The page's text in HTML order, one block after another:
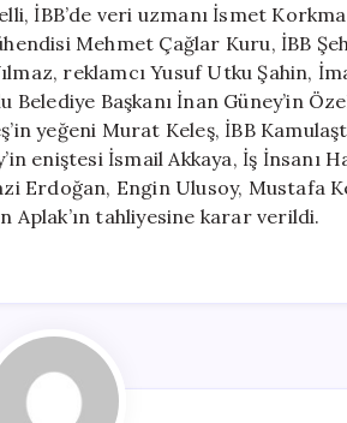
İBB’de veri uzmanı İsmet
Mehmet Çağlar Kuru, İBB
reklamcı Yusuf Utku Şahin,
Başkanı İnan Güney’in
yeğeni Murat Keleş, İBB
eniştesi İsmail Akkaya, İş İnsanı
Erdoğan, Engin Ulusoy, Mustafa
Aplak’ın tahliyesine karar verildi.